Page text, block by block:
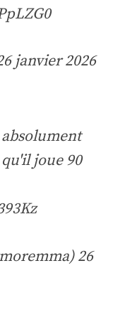
janvier 2026
joue 90
26